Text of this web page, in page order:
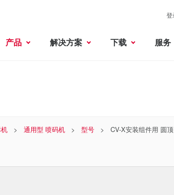
登
产品 解决方案 下载 服务
通用型 喷码机 型号 CV-X安装组件用 圆